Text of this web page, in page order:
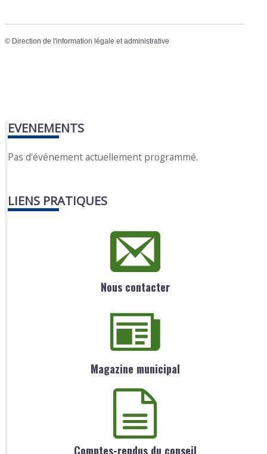
© Direction de l'information légale et administrative
EVENEMENTS
Pas d'événement actuellement programmé.
LIENS PRATIQUES
Nous contacter
Magazine municipal
Comptes-rendus du conseil